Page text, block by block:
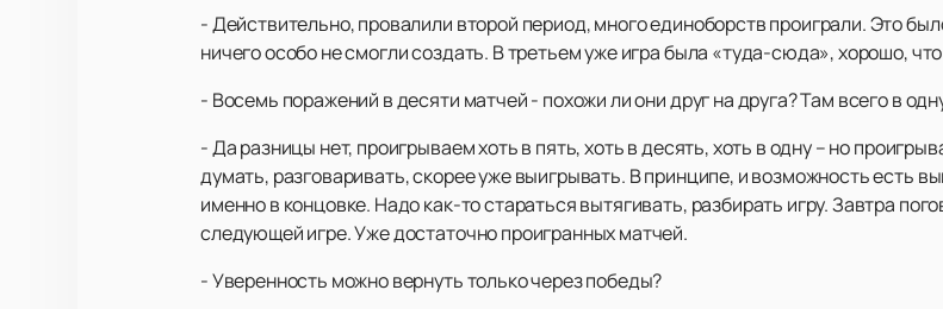
- Действительно, провалили второй период, много единоборств проиграли. Это
ничего особо не смогли создать. В третьем уже игра была «туда-сюда», хорошо,
- Восемь поражений в десяти матчей - похожи ли они друг на друга? Там всего в
- Да разницы нет, проигрываем хоть в пять, хоть в десять, хоть в одну – но
думать, разговаривать, скорее уже выигрывать. В принципе, и возможность есть
именно в концовке. Надо как-то стараться вытягивать, разбирать игру. Завтра
следующей игре. Уже достаточно проигранных матчей.
- Уверенность можно вернуть только через победы?